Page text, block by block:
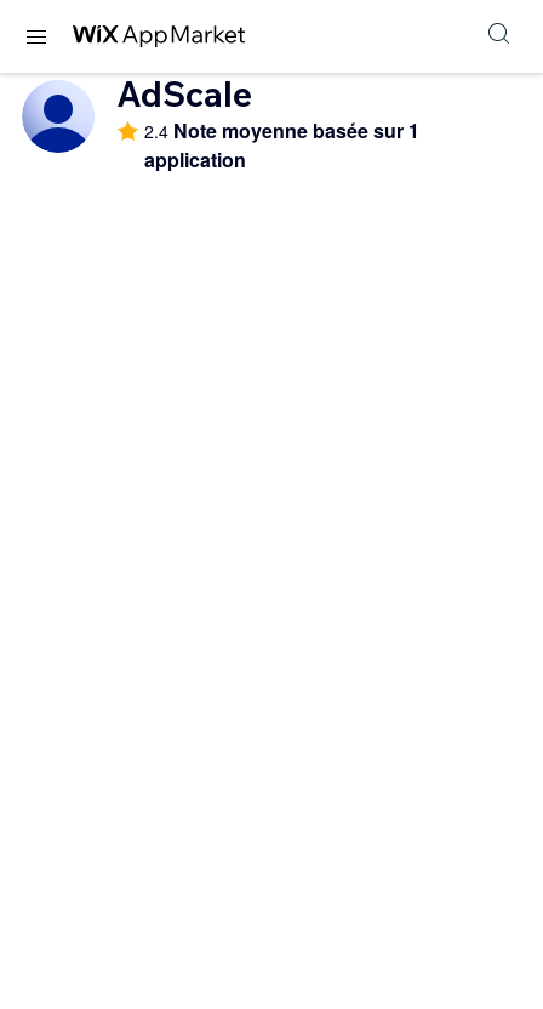
AdScale
2.4 Note moyenne basée sur 1
application